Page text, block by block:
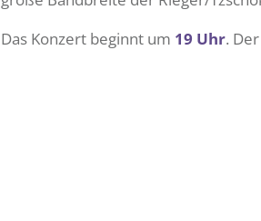
Das Konzert beginnt um 19 Uhr. Der